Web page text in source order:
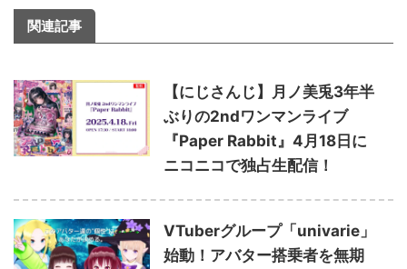
関連記事
【にじさんじ】月ノ美兎3年半
ぶりの2ndワンマンライブ
『Paper Rabbit』4月18日に
ニコニコで独占生配信！
VTuberグループ「univarie」
始動！アバター搭乗者を無期